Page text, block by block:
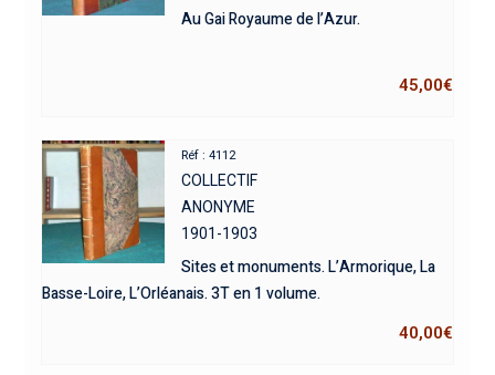
Au Gai Royaume de l’Azur.
45,00€
Réf : 4112
COLLECTIF
ANONYME
1901-1903
Sites et monuments. L’Armorique, La
Basse-Loire, L’Orléanais. 3T en 1 volume.
40,00€